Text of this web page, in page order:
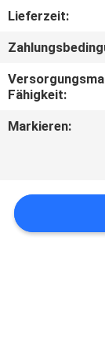
TRETEN
SIE
UNS
IN
FORDERN
SIE
Lieferzeit:
Fähigkeit:
Markieren: